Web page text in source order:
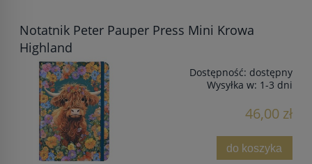
Notatnik Peter Pauper Press Mini Krowa
Highland
Dostępność: dostępny
Wysyłka w: 1-3 dni
46,00 zł
do koszyka